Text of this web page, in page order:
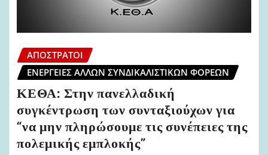
ΑΠΌΣΤΡΑΤΟΙ
ΕΝΈΡΓΕΙΕΣ ΆΛΛΩΝ ΣΥΝΔΙΚΑΛΙΣΤΙΚΏΝ ΦΟΡΈΩΝ
ΚΕΘΑ: Στην πανελλαδική
συγκέντρωση των συνταξιούχων για
“να μην πληρώσουμε τις συνέπειες της
πολεμικής εμπλοκής”